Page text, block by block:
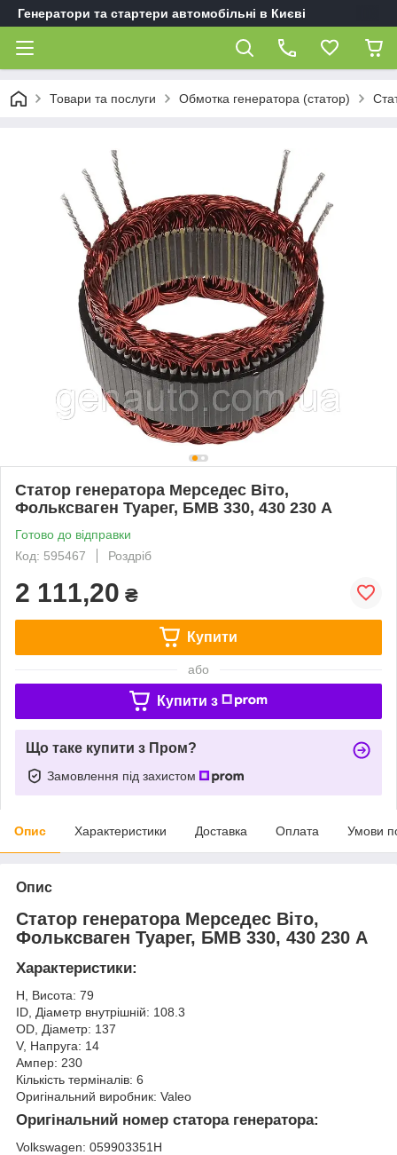
Генератори та стартери автомобільні в Києві
Товари та послуги Обмотка генератора (статор)
Статор генератора Мерседес Віто,
Фольксваген Туарег, БМВ 330, 430 230 А
Готово до відправки
Код: 595467
Роздріб
2 111,20 ₴
Купити
або
Купити з
Що таке купити з Пром?
Замовлення під захистом
Опис Характеристики Доставка Оплата Умови
Опис
Статор генератора Мерседес Віто,
Фольксваген Туарег, БМВ 330, 430 230 А
Характеристики:
H, Висота: 79
ID, Діаметр внутрішній: 108.3
OD, Діаметр: 137
V, Напруга: 14
Ампер: 230
Кількість терміналів: 6
Оригінальний виробник: Valeo
Оригінальний номер статора генератора:
Volkswagen: 059903351H